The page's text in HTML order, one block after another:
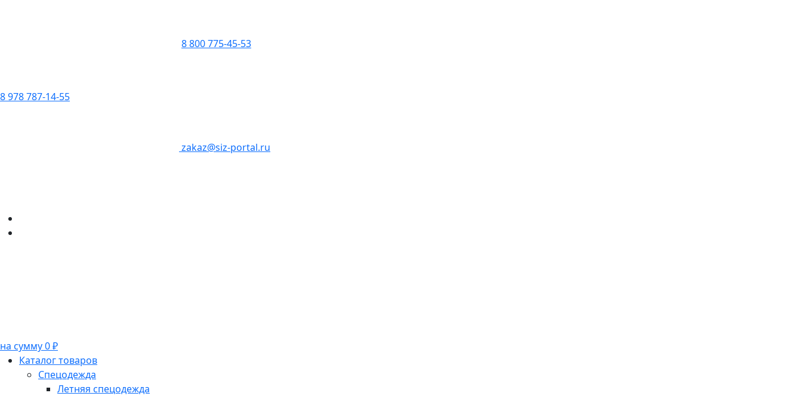
8 800 775-45-53
8 978 787-14-55
zakaz@siz-portal.ru
на сумму 0 ₽
Каталог товаров
Спецодежда
Летняя спецодежда